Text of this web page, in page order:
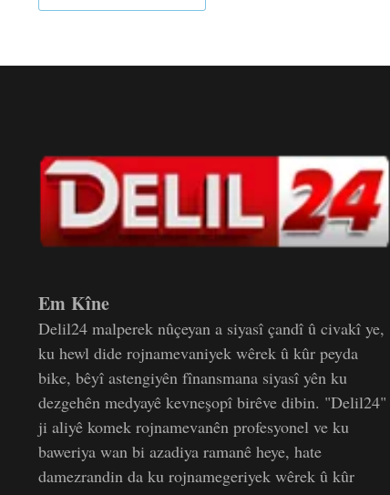
Em Kîne
Delil24 malperek nûçeyan a siyasî çandî û civakî ye,
ku hewl dide rojnamevaniyek wêrek û kûr peyda
bike, bêyî astengiyên fînansmana siyasî yên ku
dezgehên medyayê kevneşopî birêve dibin. "Delil24"
ji aliyê komek rojnamevanên profesyonel ve ku
baweriya wan bi azadiya ramanê heye, hate
damezrandin da ku rojnamegeriyek wêrek û kûr